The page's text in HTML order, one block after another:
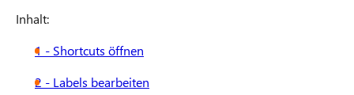
Inhalt:
1 - Shortcuts öffnen
2 - Labels bearbeiten